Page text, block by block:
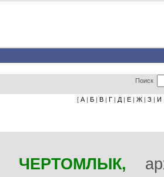
Поиск
[ А | Б | В | Г | Д | Е | Ж | З | И
ЧЕРТОМЛЫК,